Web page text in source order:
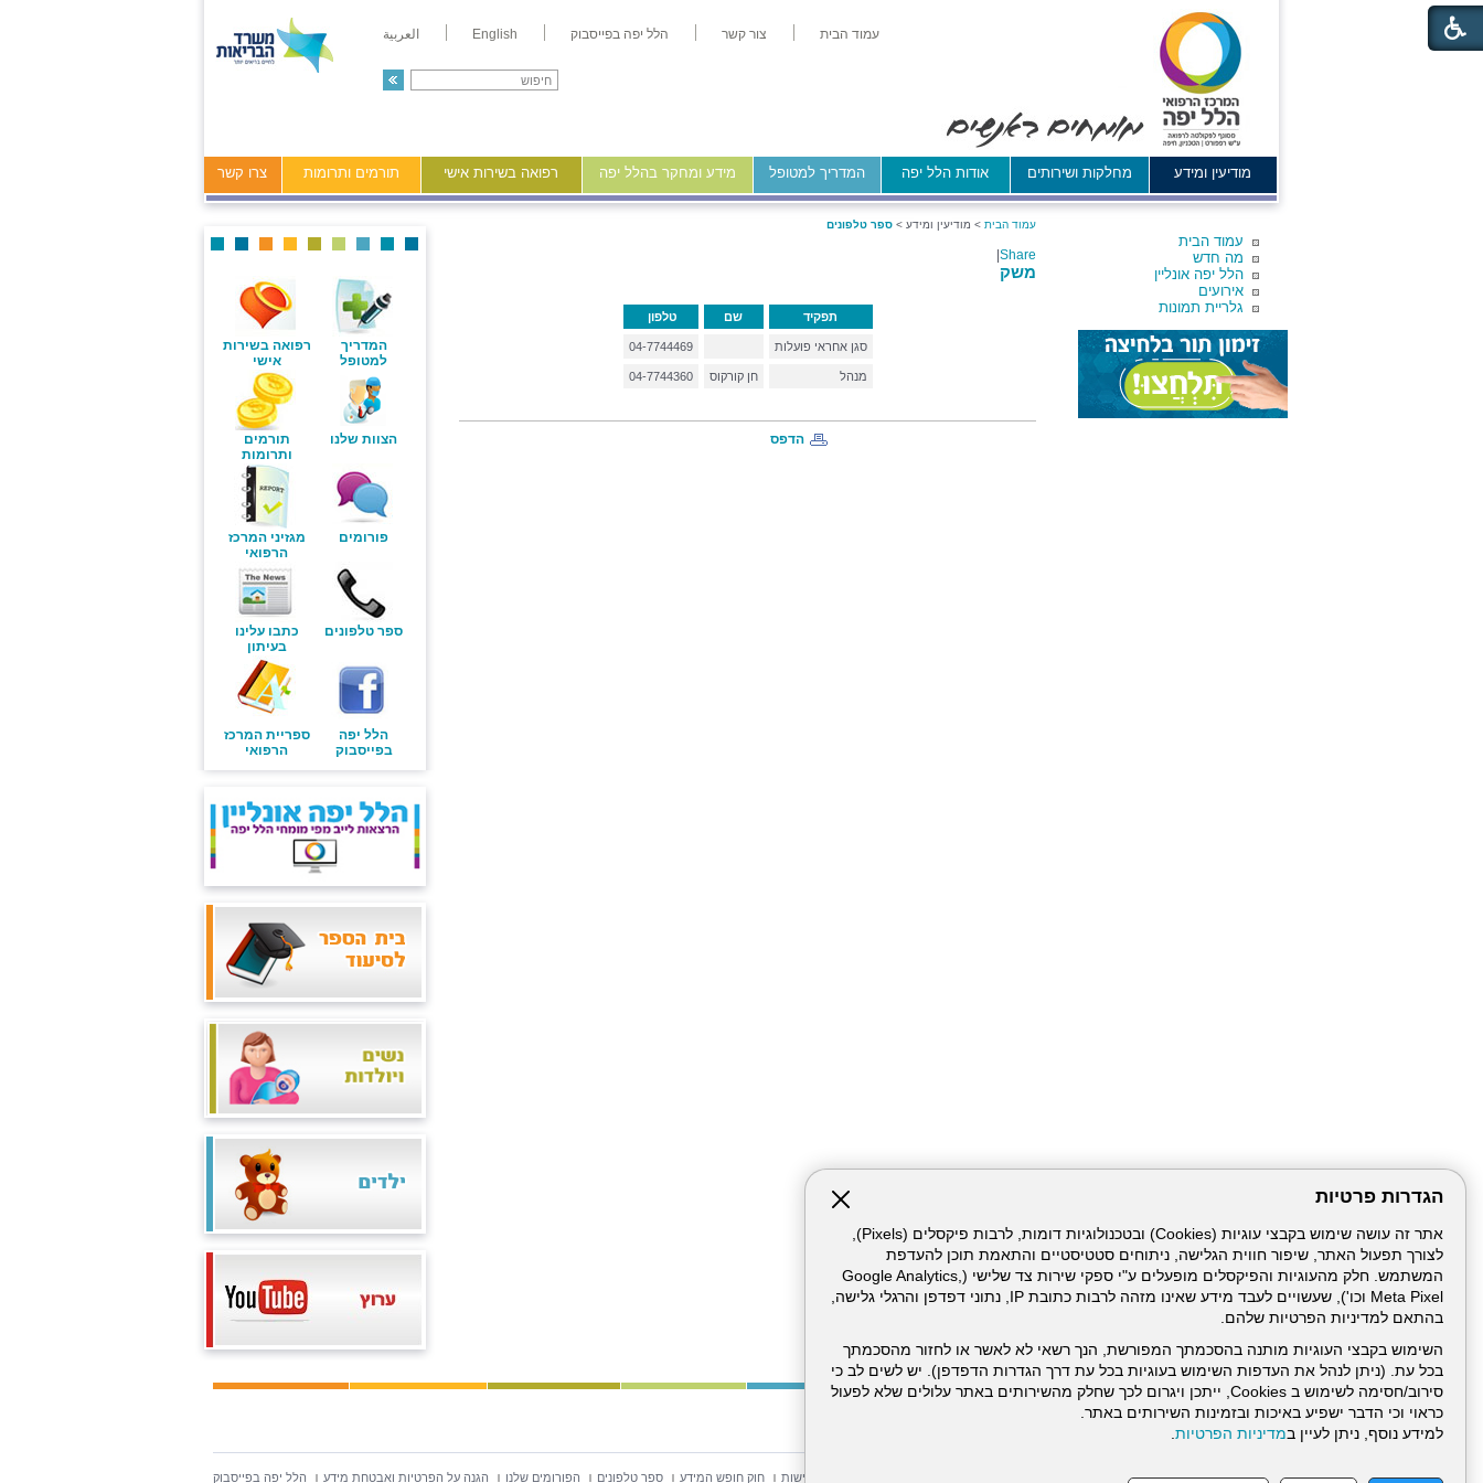
הגדרות פרטיות
אתר זה עושה שימוש בקבצי עוגיות (Cookies) ובטכנולוגיות דומות, לרבות פיקסלים (Pixels),
לצורך תפעול האתר, שיפור חווית הגלישה, ניתוחים סטטיסטיים והתאמת תוכן להעדפת
המשתמש. חלק מהעוגיות והפיקסלים מופעלים ע"י ספקי שירות צד שלישי (Google Analytics,
Meta Pixel וכו'), שעשויים לעבד מידע שאינו מזהה לרבות כתובת IP, נתוני דפדפן והרגלי גלישה,
בהתאם למדיניות הפרטיות שלהם.
השימוש בקבצי העוגיות מותנה בהסכמתך המפורשת, הנך רשאי לא לאשר או לחזור מהסכמתך
בכל עת. (ניתן לנהל את העדפות השימוש בעוגיות בכל עת דרך הגדרות הדפדפן). יש לשים לב כי
סירוב/חסימה לשימוש ב Cookies, ייתכן ויגרום לכך שחלק מהשירותים באתר עלולים שלא לפעול
כראוי וכי הדבר ישפיע באיכות ובזמינות השירותים באתר.
למידע נוסף, ניתן לעיין במדיניות הפרטיות.
עמוד הבית צור קשר הלל יפה בפייסבוק English العربية
מודיעין ומידע מחלקות ושירותים אודות הלל יפה המדריך למטופל מידע ומחקר בהלל יפה רפואה בשירות אישי תורמים ותרומות צרו קשר
עמוד הבית
מה חדש
הלל יפה אונליין
אירועים
גלריית תמונות
עמוד הבית > מודיעין ומידע > ספר טלפונים
Share
משק
תפקיד שם טלפון
סגן אחראי פועלות 04-7744469
מנהל חן קורקוס 04-7744360
הדפס
המדריך
למטופל
רפואה בשירות
אישי
הצוות שלנו
תורמים
ותרומות
פורומים
מגזיני המרכז
הרפואי
ספר טלפונים
כתבו עלינו
בעיתון
הלל יפה
בפייסבוק
ספריית המרכז
הרפואי
דרונט
הצהרת נגישות חוק חופש המידע ספר טלפונים הפורומים שלנו הגנה על הפרטיות ואבטחת מידע הלל יפה בפייסבוק